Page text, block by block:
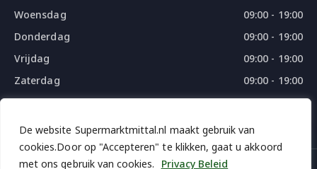
De website Supermarktmittal.nl maakt gebruik van
cookies.Door op "Accepteren" te klikken, gaat u akkoord
met ons gebruik van cookies.
Privacy Beleid
Woensdag
09:00 - 19:00
Donderdag
09:00 - 19:00
Vrijdag
09:00 - 19:00
Zaterdag
09:00 - 19:00
Zondag
09:00 - 18:00